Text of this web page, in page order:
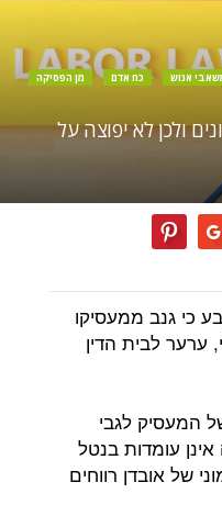
אנוש כח אדם
מן הפסיקה
ולכן לא יפוצה על
כי גנב ממעסיקו
ערער לבית הדין
המעסיק לגבי
עומדות בנטל
של אובדן רווחים